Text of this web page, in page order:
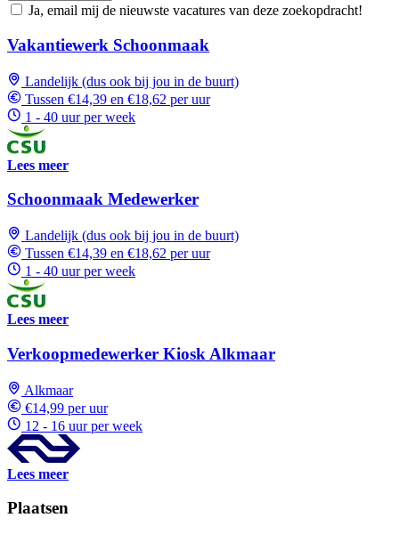
Ja, email mij de nieuwste vacatures van deze zoekopdracht!
Vakantiewerk Schoonmaak
Landelijk (dus ook bij jou in de buurt)
Tussen €14,39 en €18,62 per uur
1 - 40 uur per week
Lees meer
Schoonmaak Medewerker
Landelijk (dus ook bij jou in de buurt)
Tussen €14,39 en €18,62 per uur
1 - 40 uur per week
Lees meer
Verkoopmedewerker Kiosk Alkmaar
Alkmaar
€14,99 per uur
12 - 16 uur per week
Lees meer
Plaatsen